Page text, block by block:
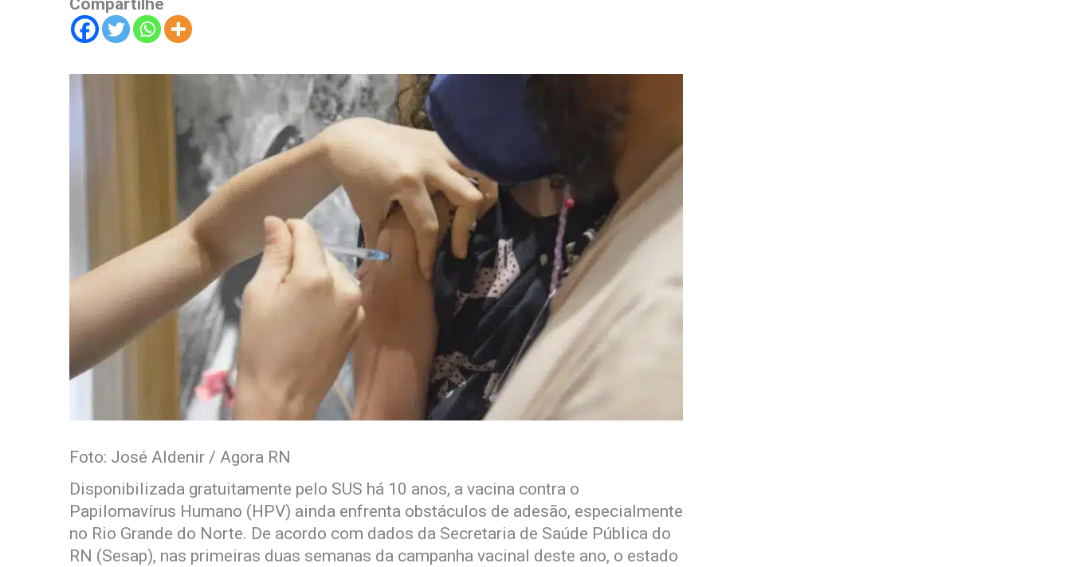
Compartilhe
Foto: José Aldenir / Agora RN
Disponibilizada gratuitamente pelo SUS há 10 anos, a vacina contra o
Papilomavírus Humano (HPV) ainda enfrenta obstáculos de adesão, especialmente
no Rio Grande do Norte. De acordo com dados da Secretaria de Saúde Pública do
RN (Sesap), nas primeiras duas semanas da campanha vacinal deste ano, o estado